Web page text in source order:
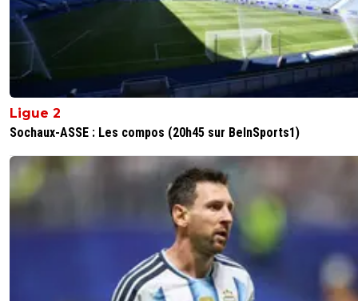
Ligue 2
Sochaux-ASSE : Les compos (20h45 sur BeInSports1)